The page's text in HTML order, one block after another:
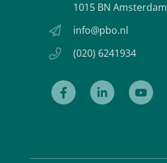
1015 BN Amsterdam
info@pbo.nl
(020) 6241934